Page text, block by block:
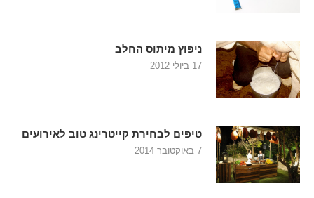
ניפוץ מיתוס החלב
17 ביולי 2012
טיפים לבחירת קייטרינג טוב לאירועים
7 באוקטובר 2014